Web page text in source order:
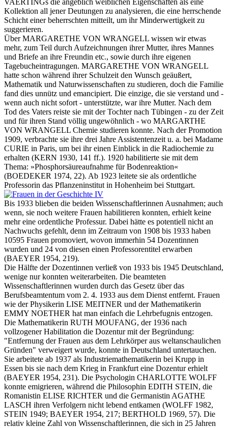
VAERTINGs die angeblich weiblichen Eigenschaften als eine
Kollektion all jener Deutungen zu analysieren, die eine herrschende
Schicht einer beherrschten mitteilt, um ihr Minderwertigkeit zu
suggerieren.
Über MARGARETHE VON WRANGELL wissen wir etwas
mehr, zum Teil durch Aufzeichnungen ihrer Mutter, ihres Mannes
und Briefe an ihre Freundin etc., sowie durch ihre eigenen
Tagebucheintragungen. MARGARETHE VON WRANGELL
hatte schon während ihrer Schulzeit den Wunsch geäußert,
Mathematik und Naturwissenschaften zu studieren, doch die Familie
fand dies unnütz und emancipiert. Die einzige, die sie verstand und -
wenn auch nicht sofort - unterstützte, war ihre Mutter. Nach dem
Tod des Vaters reiste sie mit der Tochter nach Tübingen - zu der Zeit
und für ihren Stand völlig ungewöhnlich - wo MARGARTHE
VON WRANGELL Chemie studieren konnte. Nach der Promotion
1909, verbrachte sie ihre drei Jahre Assistentenzeit u. a. bei Madame
CURIE in Paris, um bei ihr einen Einblick in die Radiochemie zu
erhalten (KERN 1930, 141 ff.). 1920 habilitierte sie mit dem
Thema: »Phosphorsäureaufnahme für Bodenreaktion«
(BOEDEKER 1974, 22). Ab 1923 leitete sie als ordentliche
Professorin das Pflanzeninstitut in Hohenheim bei Stuttgart.
Bis 1933 blieben die beiden Wissenschaftlerinnen Ausnahmen; auch
wenn, sie noch weitere Frauen habilitieren konnten, erhielt keine
mehr eine ordentliche Professur. Dabei hätte es potentiell nicht an
Nachwuchs gefehlt, denn im Zeitraum von 1908 bis 1933 haben
10595 Frauen promoviert, wovon immerhin 54 Dozentinnen
wurden und 24 von diesen einen Professorentitel erwarben
(BAEYER 1954, 219).
Die Hälfte der Dozentinnen verließ von 1933 bis 1945 Deutschland,
wenige nur konnten weiterarbeiten. Die beamteten
Wissenschaftlerinnen wurden durch das Gesetz über das
Berufsbeamtentum vom 2. 4. 1933 aus dem Dienst entfernt. Frauen
wie der Physikerin LISE MEITNER und der Mathematikerin
EMMY NOETHER hat man einfach die Lehrbefugnis entzogen.
Die Mathematikerin RUTH MOUFANG, der 1936 nach
vollzogener Habilitation die Dozentur mit der Begründung:
"Entfernung der Frauen aus dem Lehrkörper aus weltanschaulichen
Gründen" verweigert wurde, konnte in Deutschland untertauchen.
Sie arbeitete ab 1937 als Industriemathematikerin bei Krupp in
Essen bis sie nach dem Krieg in Frankfurt eine Dozentur erhielt
(BAEYER 1954, 231). Die Psychologin CHARLOTTE WOLFF
konnte emigrieren, während die Philosophin EDITH STEIN, die
Romanistin ELISE RICHTER und die Germanistin AGATHE
LASCH ihren Verfolgern nicht lebend entkamen (WOLFF 1982,
STEIN 1949; BAEYER 1954, 217; BERTHOLD 1969, 57). Die
relativ kleine Zahl von Wissenschaftlerinnen, die sich in 25 Jahren